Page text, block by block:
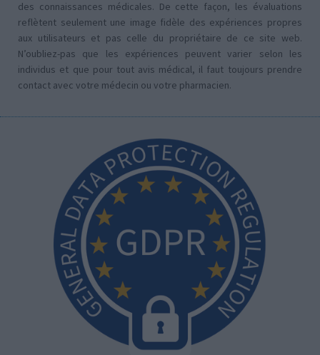
des connaissances médicales. De cette façon, les évaluations
reflètent seulement une image fidèle des expériences propres
aux utilisateurs et pas celle du propriétaire de ce site web.
N’oubliez-pas que les expériences peuvent varier selon les
individus et que pour tout avis médical, il faut toujours prendre
contact avec votre médecin ou votre pharmacien.